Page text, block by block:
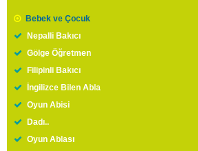
Bebek ve Çocuk
Nepalli Bakıcı
Gölge Öğretmen
Filipinli Bakıcı
İngilizce Bilen Abla
Oyun Abisi
Dadı..
Oyun Ablası